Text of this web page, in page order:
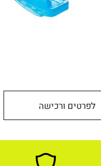
לפרטים ורכישה